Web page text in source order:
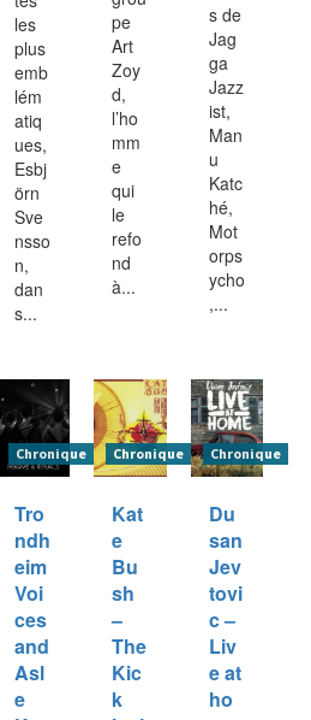
les
plus
emb
lém
atiq
ues,
Esbj
örn
Sve
nsso
n,
dan
s...
pe
Art
Zoy
d,
l’ho
mm
e
qui
le
refo
nd
à...
s de
Jag
ga
Jazz
ist,
Man
u
Katc
hé,
Mot
orps
ycho
,...
Chronique
Tro
ndh
eim
Voi
ces
and
Asl
e
Chronique
Kat
e
Bu
sh
–
The
Kic
k
Chronique
Du
san
Jev
tovi
c –
Liv
e at
ho